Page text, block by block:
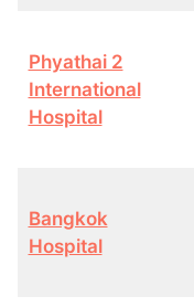
Phyathai 2
International
Hospital
Bangkok
Hospital